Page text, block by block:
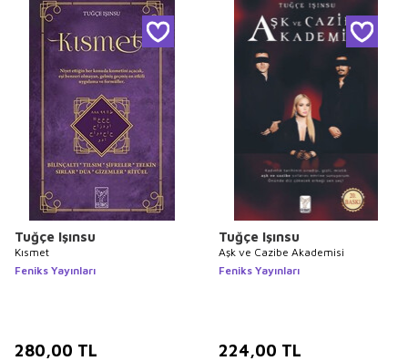
Tuğçe Işınsu
Kısmet
Feniks Yayınları
280,00 TL
Tuğçe Işınsu
Aşk ve Cazibe Akademisi
Feniks Yayınları
224,00 TL